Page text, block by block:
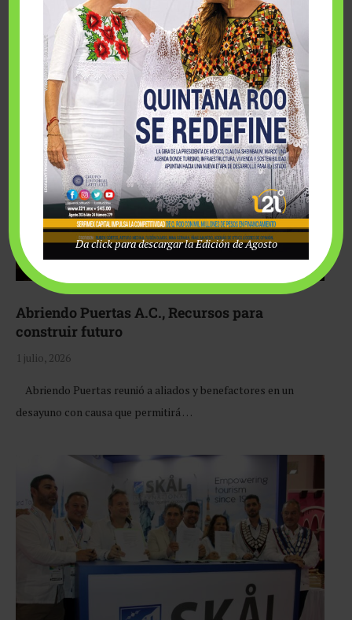
Fairmont Mayakoba y Make-A-Wish México unieron
esfuerzos para hacer realidad el deseo de una …
Abriendo Puertas A.C., Recursos para
construir futuro
1 julio, 2026
Abriendo Puertas reunió a aliados y benefactores en un
desayuno con causa que permitirá …
Da click para descargar la Edición de Agosto